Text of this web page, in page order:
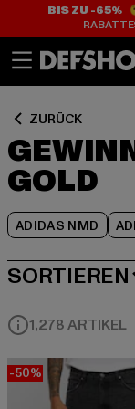
BIS ZU -65%
ZURÜCK
GOLD
ADIDAS NMD
SORTIEREN
1,278 ARTIKEL
-50%